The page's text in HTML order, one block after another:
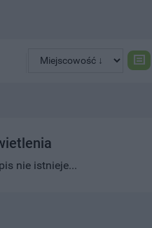
nie istnieje...